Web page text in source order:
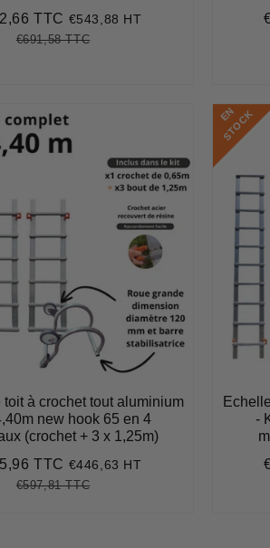
TTC €652,66
€543,88 HT
Prix
€691,58 TTC€691,58
toit à crochet tout aluminium
new hook 65 en 4
(crochet + 3 x 1,25m)
TTC €535,96
€446,63 HT
Prix
€597,81 TTC€597,81
E
N
S
T
O
C
K
-